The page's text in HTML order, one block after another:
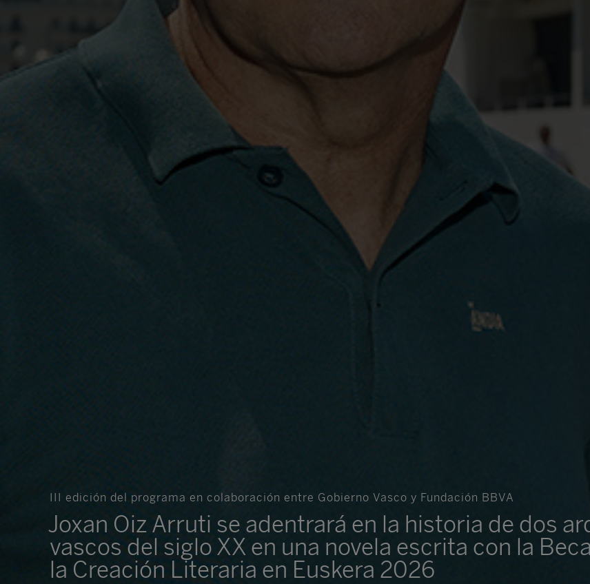
III edición del programa en colaboración entre Gobierno Vasco y Fundación BBVA
Joxan Oiz Arruti se adentrará en la historia de dos
vascos del siglo XX en una novela escrita con la
la Creación Literaria en Euskera 2026